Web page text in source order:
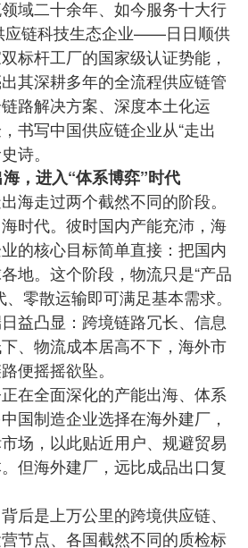
域二十余年、如今服务十大行
应链科技生态企业——日日顺供
标杆工厂的国家级认证势能，
其深耕多年的全流程供应链管
路解决方案、深度本土化运
书写中国供应链企业从“走出
诗。
，进入“体系博弈”时代
海走过两个截然不同的阶段。
时代。彼时国内产能充沛，海
的核心目标简单直接：把国内
地。这个阶段，物流只是“产品
零散运输即可满足基本需求。
益凸显：跨境链路冗长、信息
、物流成本居高不下，海外市
便摇摇欲坠。
在全面深化的产能出海、体系
国制造企业选择在海外建厂，
场，以此贴近用户、规避贸易
但海外建厂，远比成品出口复
后是上万公里的跨境供应链、
节点、各国截然不同的质检标